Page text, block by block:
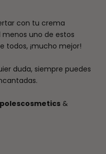
con tu crema
uno de estos
todos, ¡mucho mejor!
duda, siempre puedes
&